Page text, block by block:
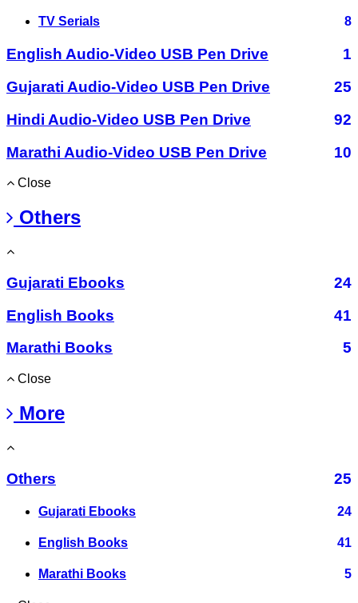
TV Serials 8
English Audio-Video USB Pen Drive
1
Gujarati Audio-Video USB Pen Drive
25
Hindi Audio-Video USB Pen Drive
92
Marathi Audio-Video USB Pen Drive
10
Close
Others
Gujarati Ebooks
24
English Books
41
Marathi Books
5
Close
More
Others 25
Gujarati Ebooks 24
English Books 41
Marathi Books 5